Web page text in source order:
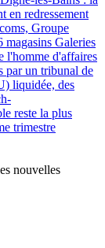
en redressement
Groupe
magasins Galeries
l'homme d'affaires
par un tribunal de
liquidée, des
reste la plus
trimestre
nouvelles